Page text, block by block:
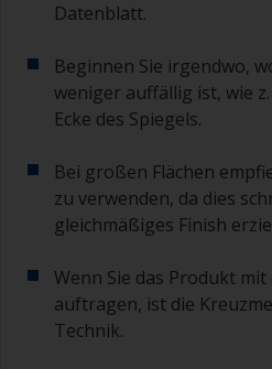
Mengen Farbe und Härter
Bei Grundierungen, die
Antifouling überarbeitet
besonders auf das
technischen Datenblatt
Grundierung. Dies gilt
Grundierungen auf
Schicht Grundierung auf.
erste Schicht Antifouling
auf.
Datenblatt.
Beginnen Sie irgendwo,
weniger auffällig ist, wie
Ecke des Spiegels.
Bei großen Flächen
zu verwenden, da dies
gleichmäßiges Finish
Wenn Sie das Produkt mit
auftragen, ist die
Technik.